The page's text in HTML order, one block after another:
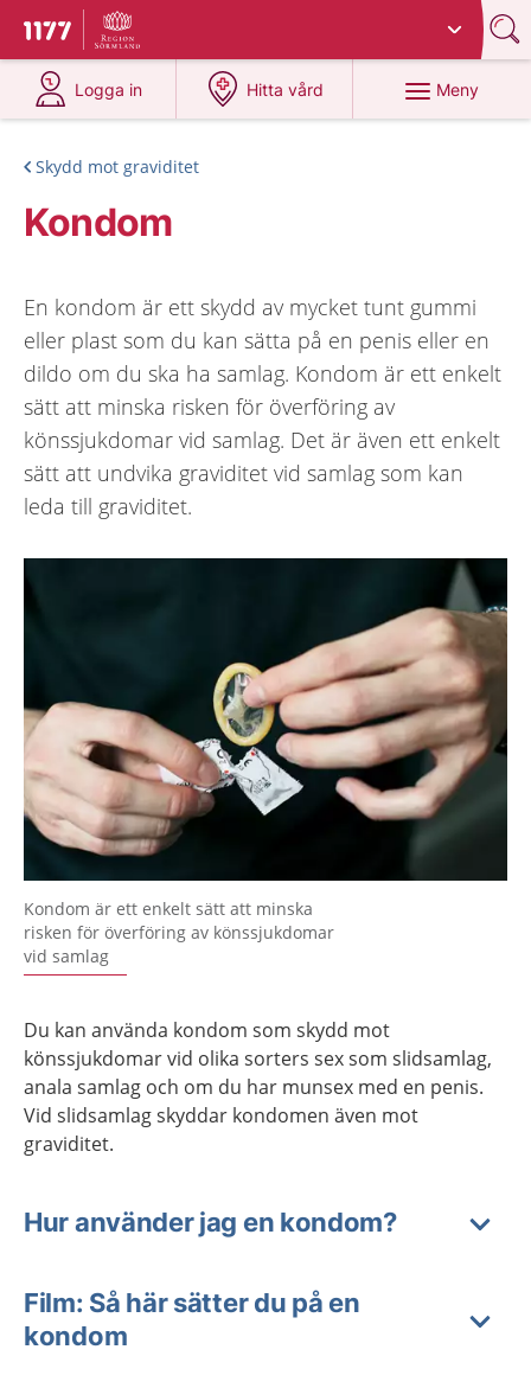
Till startsidan för 1177
Du har valt region
Logga in
på 1177.se
Hitta vård
på 1177.se
Meny
Skydd mot graviditet
Kondom
En kondom är ett skydd av mycket tunt gummi
eller plast som du kan sätta på en penis eller en
dildo om du ska ha samlag. Kondom är ett enkelt
sätt att minska risken för överföring av
könssjukdomar vid samlag. Det är även ett enkelt
sätt att undvika graviditet vid samlag som kan
leda till graviditet.
Kondom är ett enkelt sätt att minska
risken för överföring av könssjukdomar
vid samlag
Du kan använda kondom som skydd mot
könssjukdomar vid olika sorters sex som slidsamlag,
anala samlag och om du har munsex med en penis.
Vid slidsamlag skyddar kondomen även mot
graviditet.
Hur använder jag en kondom?
Film: Så här sätter du på en
kondom